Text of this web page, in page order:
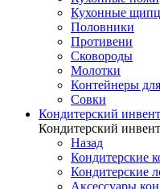
Кухонные
Половники
Противени
Сковороды
Молотки
Контейнеры
Совки
Кондитерский
Кондитерский
Назад
Кондитерские
Кондитерские
Аксессуары